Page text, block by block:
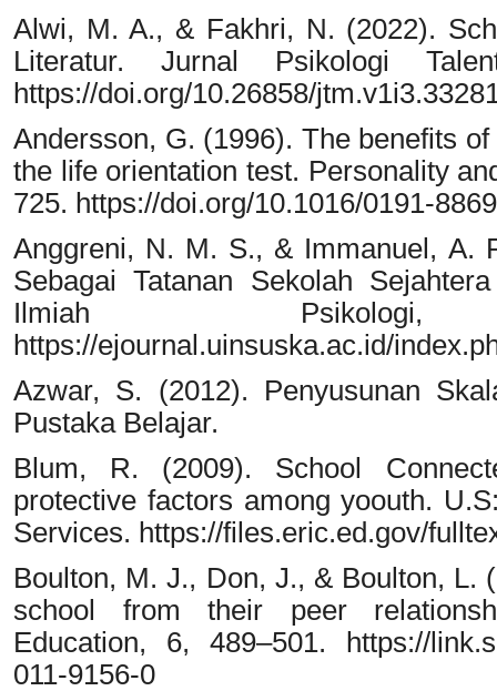
Alwi, M. A., & Fakhri, N. (2022).
Literatur. Jurnal Psikologi
https://doi.org/10.26858/
Andersson, G. (1996). The benefits
the life orientation test. Personality
725. https://doi.org/10.1016/0191-
Anggreni, N. M. S., & Immanuel, A.
Sebagai Tatanan Sekolah
Ilmiah
https://ejournal.uinsuska.ac.id/
Azwar, S. (2012). Penyusunan
Pustaka Belajar.
Blum, R. (2009). School
protective factors among yoouth.
Services. https://files.eric.ed.gov/
Boulton, M. J., Don, J., & Boulton, L.
school from their peer
Education, 6, 489–501. https://
011-9156-0